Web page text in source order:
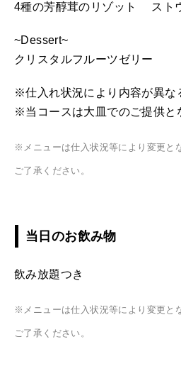
4種の芳醇茸のリゾット スト
~Dessert~
クリスタルフルーツゼリー
※仕入れ状況により内容が異な
※当コースは大皿でのご提供と
※メニューは仕入状況等により変更と
ご了承ください。
当日のお飲み物
飲み放題つき
※メニューは仕入状況等により変更と
ご了承ください。